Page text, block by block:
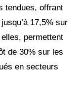
tendues, offrant
17,5% sur
permettent
de 30% sur les
en secteurs